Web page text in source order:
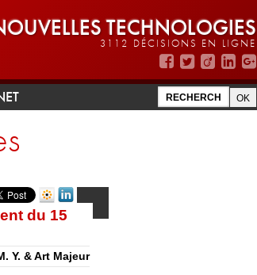
TECHNOLOGIES
3112 DÉCISIONS EN LIGNE
du 15
Y. & Art Majeur